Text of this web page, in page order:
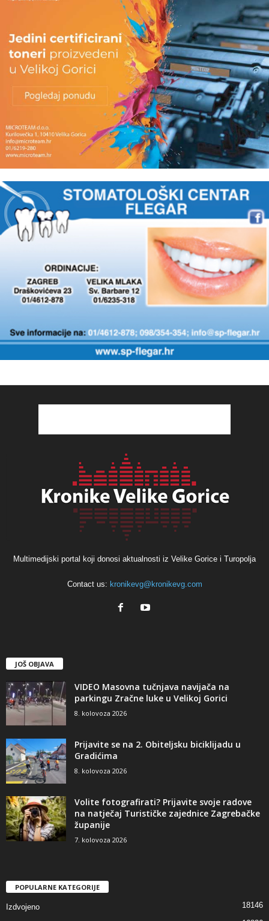
Multimedijski portal koji donosi aktualnosti iz Velike Gorice i Turopolja
Contact us: kronikevg@kronikevg.com
JOŠ OBJAVA
VIDEO Masovna tučnjava navijača na
parkingu Zračne luke u Velikoj Gorici
8. kolovoza 2026
Prijavite se na 2. Obiteljsku biciklijadu u
Gradićima
8. kolovoza 2026
Volite fotografirati? Prijavite svoje radove
na natječaj Turističke zajednice Zagrebačke
županije
7. kolovoza 2026
POPULARNE KATEGORIJE
Izdvojeno 18146